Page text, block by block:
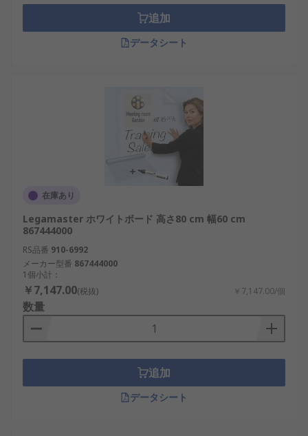
追加
データシート
在庫あり
Legamaster ホワイトボード 高さ80 cm 幅60 cm
867444000
RS品番 910-6992
メーカー型番 867444000
1個小計：
￥7,147.00(税抜) ￥7,147.00/個
数量
追加
データシート